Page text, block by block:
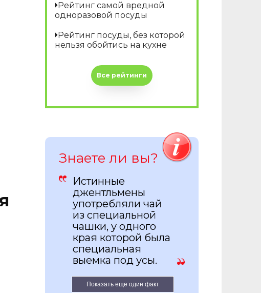
Рейтинг самой вредной
одноразовой посуды
Рейтинг посуды, без которой
нельзя обойтись на кухне
Все рейтинги
Знаете ли вы?
Истинные
джентльмены
употребляли чай
из специальной
чашки, у одного
края которой была
специальная
выемка под усы.
Показать еще один факт